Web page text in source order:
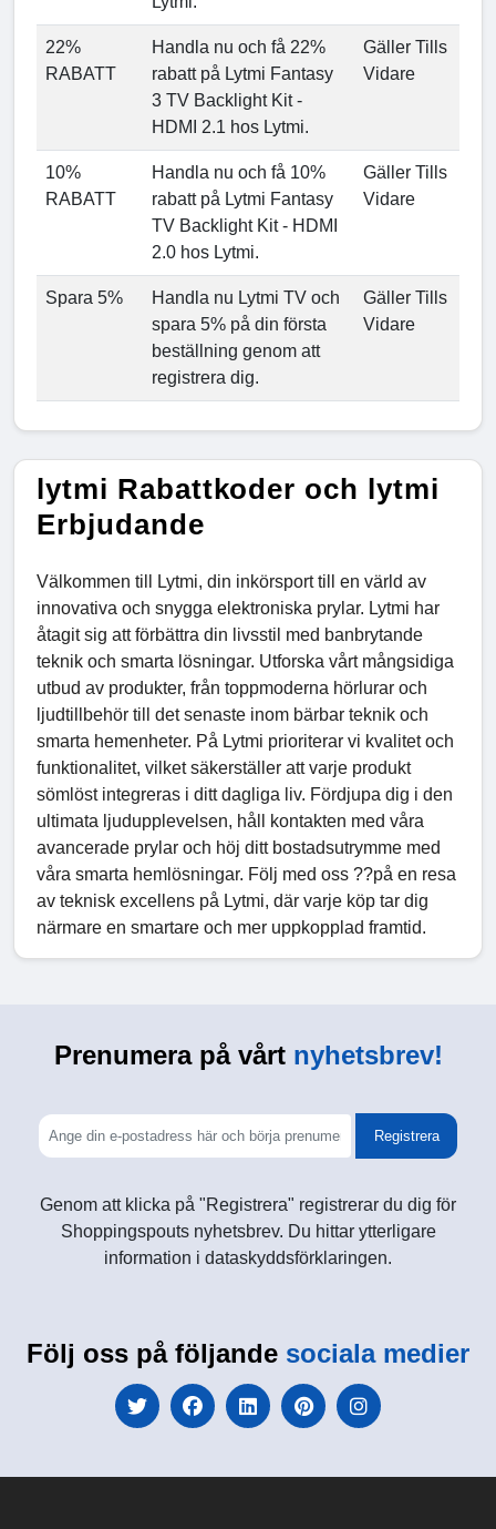
22%
RABATT
Handla nu och få 22%
rabatt på Lytmi Fantasy
3 TV Backlight Kit -
HDMI 2.1 hos Lytmi.
Gäller Tills
Vidare
10%
RABATT
Handla nu och få 10%
rabatt på Lytmi Fantasy
TV Backlight Kit - HDMI
2.0 hos Lytmi.
Gäller Tills
Vidare
Spara 5%
Handla nu Lytmi TV och
spara 5% på din första
beställning genom att
registrera dig.
Gäller Tills
Vidare
lytmi Rabattkoder och lytmi
Erbjudande
Välkommen till Lytmi, din inkörsport till en värld av
innovativa och snygga elektroniska prylar. Lytmi har
åtagit sig att förbättra din livsstil med banbrytande
teknik och smarta lösningar. Utforska vårt mångsidiga
utbud av produkter, från toppmoderna hörlurar och
ljudtillbehör till det senaste inom bärbar teknik och
smarta hemenheter. På Lytmi prioriterar vi kvalitet och
funktionalitet, vilket säkerställer att varje produkt
sömlöst integreras i ditt dagliga liv. Fördjupa dig i den
ultimata ljudupplevelsen, håll kontakten med våra
avancerade prylar och höj ditt bostadsutrymme med
våra smarta hemlösningar. Följ med oss ??på en resa
av teknisk excellens på Lytmi, där varje köp tar dig
närmare en smartare och mer uppkopplad framtid.
Prenumera på vårtnyhetsbrev!
Registrera
Genom att klicka på "Registrera" registrerar du dig för
Shoppingspouts nyhetsbrev. Du hittar ytterligare
information i dataskyddsförklaringen.
Följ oss på följande sociala medier